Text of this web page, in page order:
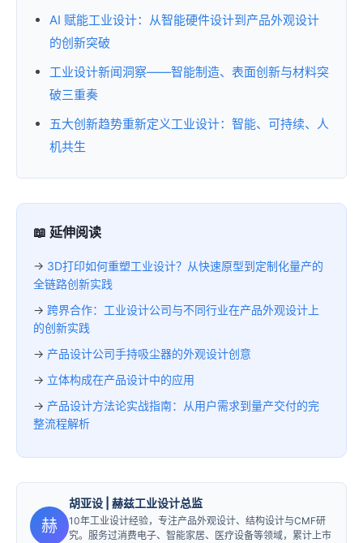
AI 赋能工业设计：从智能硬件设计到产品外观设计
的创新突破
工业设计新闻洞察——智能制造、表面创新与材料突
破三重奏
五大创新趋势重新定义工业设计：智能、可持续、人
机共生
📖 延伸阅读
→ 3D打印如何重塑工业设计？从快速原型到定制化量产的
全链路创新实践
→ 跨界合作：工业设计公司与不同行业在产品外观设计上
的创新实践
→ 产品设计公司手持吸尘器的外观设计创意
→ 立体构成在产品设计中的应用
→ 产品设计方法论实战指南：从用户需求到量产交付的完
整流程解析
赫
胡亚设 | 赫兹工业设计总监
10年工业设计经验，专注产品外观设计、结构设计与CMF研
究。服务过消费电子、智能家居、医疗设备等领域，累计上市